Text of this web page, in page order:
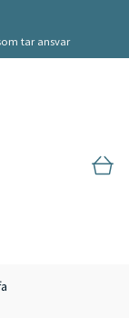
tar ansvar